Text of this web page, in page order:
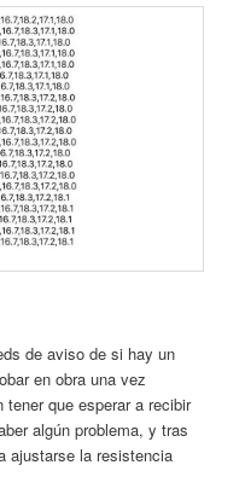
de aviso de si hay un
en obra una vez
que esperar a recibir
algún problema, y tras
ajustarse la resistencia